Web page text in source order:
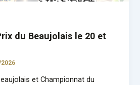
du Beaujolais le 20 et
et Championnat du